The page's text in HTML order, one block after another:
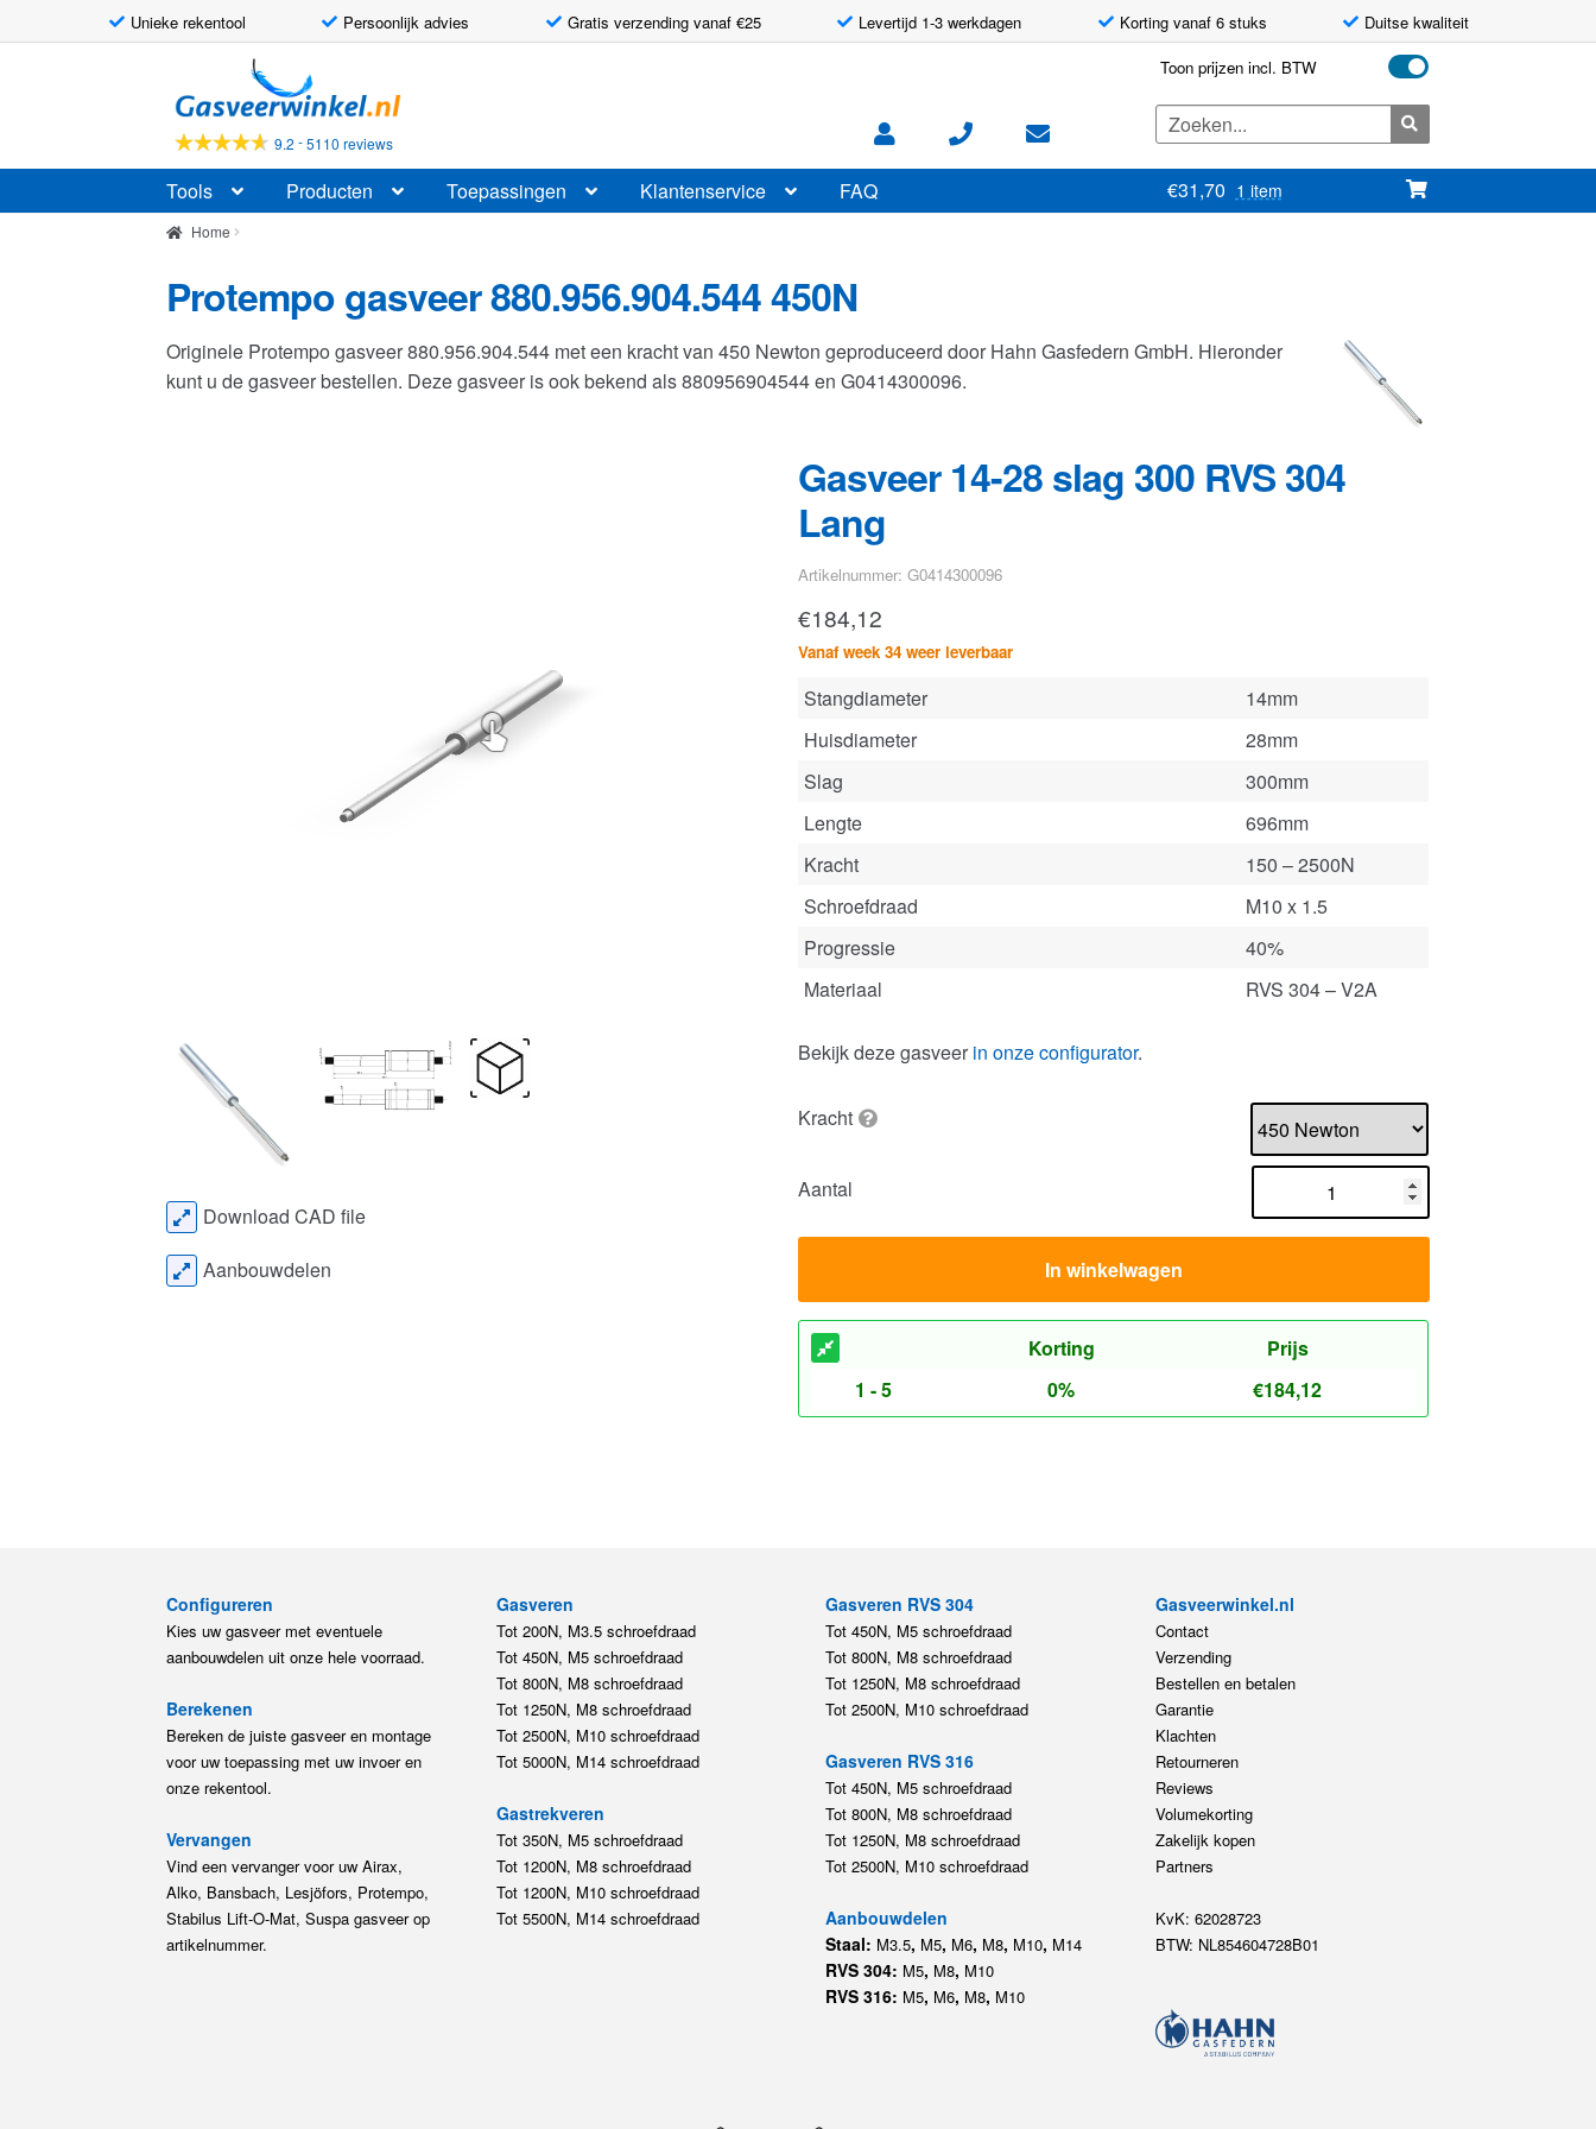
Unieke rekentool Persoonlijk advies Gratis verzending vanaf €25 Levertijd 1-3 werkdagen Korting vanaf 6 stuks Duitse kwaliteit
door
naar
navigatie
naar
de
inhoud
9.2 -5110 reviews
Toon prijzen incl. BTW
Zoeken
naar:
Tools Producten Toepassingen Klantenservice FAQ €31,70 1 item
Home
Protempo gasveer 880.956.904.544 450N
Originele Protempo gasveer 880.956.904.544 met een kracht van 450 Newton geproduceerd door Hahn Gasfedern GmbH. Hieronder
kunt u de gasveer bestellen. Deze gasveer is ook bekend als 880956904544 en G0414300096.
Gasveer 14-28 slag 300 RVS 304
Lang
Artikelnummer: G0414300096
€184,12
Vanaf week 34 weer leverbaar
Stangdiameter
14mm
Huisdiameter
28mm
Slag
300mm
Lengte
696mm
Kracht
150 – 2500N
Schroefdraad
M10 x 1.5
Progressie
40%
Materiaal
RVS 304 – V2A
Bekijk deze gasveer in onze configurator.
Kracht
Aantal
In winkelwagen
Korting
Prijs
1 - 5
0% €184,12
Download CAD file
Aanbouwdelen
Configureren
Kies uw gasveer met eventuele
aanbouwdelen uit onze hele voorraad.
Berekenen
Bereken de juiste gasveer en montage
voor uw toepassing met uw invoer en
onze rekentool.
Vervangen
Vind een vervanger voor uw Airax,
Alko, Bansbach, Lesjöfors, Protempo,
Stabilus Lift-O-Mat, Suspa gasveer op
artikelnummer.
Gasveren
Tot 200N, M3.5 schroefdraad
Tot 450N, M5 schroefdraad
Tot 800N, M8 schroefdraad
Tot 1250N, M8 schroefdraad
Tot 2500N, M10 schroefdraad
Tot 5000N, M14 schroefdraad
Gastrekveren
Tot 350N, M5 schroefdraad
Tot 1200N, M8 schroefdraad
Tot 1200N, M10 schroefdraad
Tot 5500N, M14 schroefdraad
Gasveren RVS 304
Tot 450N, M5 schroefdraad
Tot 800N, M8 schroefdraad
Tot 1250N, M8 schroefdraad
Tot 2500N, M10 schroefdraad
Gasveren RVS 316
Tot 450N, M5 schroefdraad
Tot 800N, M8 schroefdraad
Tot 1250N, M8 schroefdraad
Tot 2500N, M10 schroefdraad
Aanbouwdelen
Staal: M3.5, M5, M6, M8, M10, M14
RVS 304: M5, M8, M10
RVS 316: M5, M6, M8, M10
Gasveerwinkel.nl
Contact
Verzending
Bestellen en betalen
Garantie
Klachten
Retourneren
Reviews
Volumekorting
Zakelijk kopen
Partners
KvK: 62028723
BTW: NL854604728B01